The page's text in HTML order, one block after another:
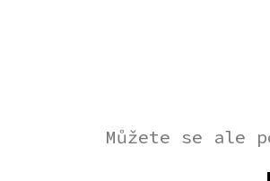
Můžete se ale